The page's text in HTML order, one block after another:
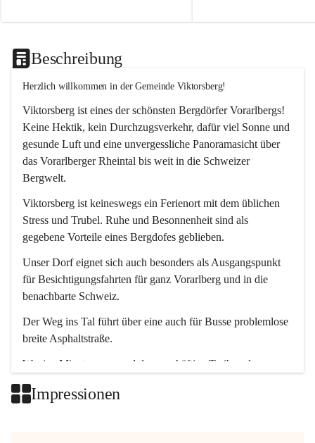
Beschreibung
Herzlich willkommen in der Gemeinde Viktorsberg!
Viktorsberg ist eines der schönsten Bergdörfer Vorarlbergs!
Keine Hektik, kein Durchzugsverkehr, dafür viel Sonne und
gesunde Luft und eine unvergessliche Panoramasicht über
das Vorarlberger Rheintal bis weit in die Schweizer
Bergwelt.
Viktorsberg ist keineswegs ein Ferienort mit dem üblichen
Stress und Trubel. Ruhe und Besonnenheit sind als
gegebene Vorteile eines Bergdofes geblieben.
Unser Dorf eignet sich auch besonders als Ausgangspunkt
für Besichtigungsfahrten für ganz Vorarlberg und in die
benachbarte Schweiz.
Der Weg ins Tal führt über eine auch für Busse problemlose
breite Asphaltstraße.
Wenige Minuten nur, und das geschäftige Treiben der
Impressionen